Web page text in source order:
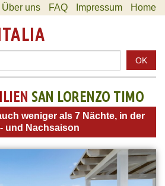
Über uns FAQ Impressum Home
OK
SAN LORENZO TIMO
weniger als 7 Nächte, in der
und Nachsaison